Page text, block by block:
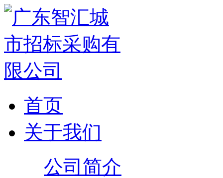
首页
关于我们
公司简介